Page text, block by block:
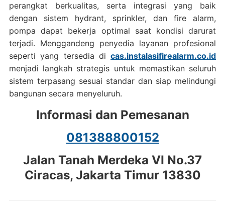
perangkat berkualitas, serta integrasi yang baik
dengan sistem hydrant, sprinkler, dan fire alarm,
pompa dapat bekerja optimal saat kondisi darurat
terjadi. Menggandeng penyedia layanan profesional
seperti yang tersedia dicas.instalasifirealarm.co.id
menjadi langkah strategis untuk memastikan seluruh
sistem terpasang sesuai standar dan siap melindungi
bangunan secara menyeluruh.
Informasi dan Pemesanan
081388800152
Jalan Tanah Merdeka VI No.37
Ciracas, Jakarta Timur 13830